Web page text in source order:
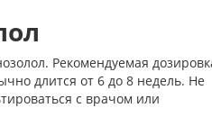
Рекомендуемая
длится от 6 до 8 недель. Не
с врачом или